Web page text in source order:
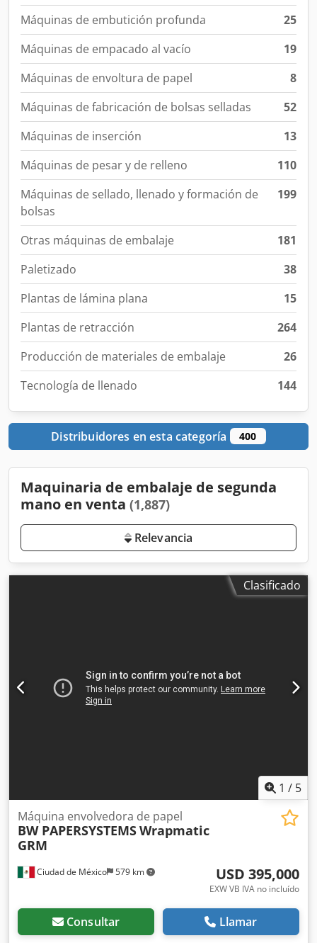
Máquinas de embutición profunda
25
Máquinas de empacado al vacío
19
Máquinas de envoltura de papel
8
Máquinas de fabricación de bolsas selladas
52
Máquinas de inserción
13
Máquinas de pesar y de relleno
110
Máquinas de sellado, llenado y formación de
bolsas
199
Otras máquinas de embalaje
181
Paletizado
38
Plantas de lámina plana
15
Plantas de retracción
264
Producción de materiales de embalaje
26
Tecnología de llenado
144
Distribuidores en esta categoría 400
Maquinaria de embalaje de segunda
mano en venta (1,887)
Relevancia
Clasificado
1 / 5
Ciudad de México 579 km
Máquina envolvedora de papel
BW PAPERSYSTEMSWrapmatic
GRM
USD 395,000
EXW VB IVA no incluído
Consultar Llamar